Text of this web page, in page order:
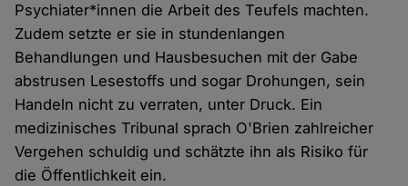
Psychiater*innen die Arbeit des Teufels machten.
Zudem setzte er sie in stundenlangen
Behandlungen und Hausbesuchen mit der Gabe
abstrusen Lesestoffs und sogar Drohungen, sein
Handeln nicht zu verraten, unter Druck. Ein
medizinisches Tribunal sprach O'Brien zahlreicher
Vergehen schuldig und schätzte ihn als Risiko für
die Öffentlichkeit ein.